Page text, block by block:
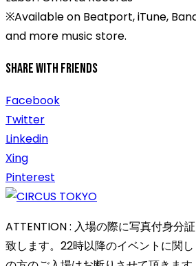
※Available on Beatport, iTune,
and more music store.
Share With Friends
Facebook
Twitter
Linkedin
Xing
Pinterest
ATTENTION : 入場の際に写真付身分
致します。22時以降のイベントに関